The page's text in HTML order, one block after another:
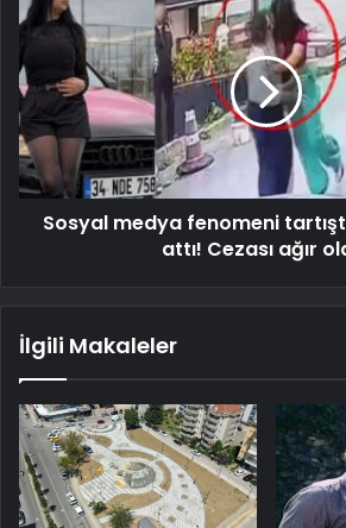
Sosyal medya fenomeni
attı! Cezası ağır
İlgili Makaleler